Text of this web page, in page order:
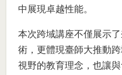
中展現卓越性能。
本次跨域講座不僅展示
術，更體現臺師大推動
視野的教育理念，也讓